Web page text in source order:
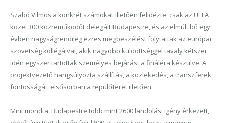
Szabó Vilmos a konkrét számokat illetően felidézte, csak az UEFA
közel 300 közreműködőt delegált Budapestre, és az elmúlt bő egy
évben nagyságrendileg ezres megbeszélést folytattak az európai
szövetség kollégáival, akik nagyobb küldöttséggel tavaly kétszer,
idén egyszer tartottak személyes bejárást a fináléra készülve. A
projektvezető hangsúlyozta szállítás, a közlekedés, a transzferek,
fontosságát, elsősorban a repülőteret illetően.
Mint mondta, Budapestre több mint 2600 landolási igény érkezett,